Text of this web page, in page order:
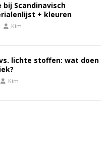
bij Scandinavisch
+ kleuren
Kim
lichte stoffen: wat doen
Kim